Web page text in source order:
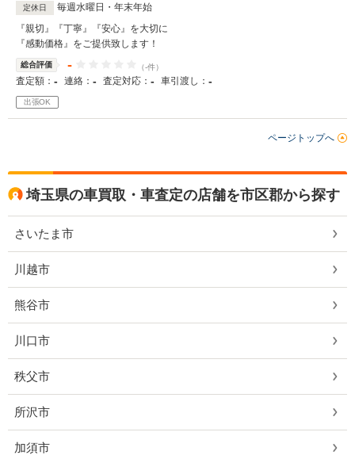
定休日
毎週水曜日・年末年始
『親切』『丁寧』『安心』を大切に
『感動価格』をご提供致します！
総合評価 - （-件）
査定額： - 連絡： - 査定対応： - 車引渡し： -
出張OK
ページトップへ
埼玉県の車買取・車査定の店舗を市区郡から探す
さいたま市
川越市
熊谷市
川口市
秩父市
所沢市
加須市